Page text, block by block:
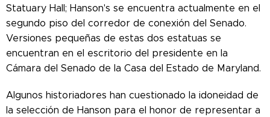
Statuary Hall; Hanson's se encuentra actualmente en el
segundo piso del corredor de conexión del Senado.
Versiones pequeñas de estas dos estatuas se
encuentran en el escritorio del presidente en la
Cámara del Senado de la Casa del Estado de Maryland.
Algunos historiadores han cuestionado la idoneidad de
la selección de Hanson para el honor de representar a